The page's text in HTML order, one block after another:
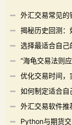
外汇交易常见的
揭秘历史回测：
选择最适合自己
“海龟交易法则
优化交易时间，
如何制定适合自
外汇交易软件推
Python与期货